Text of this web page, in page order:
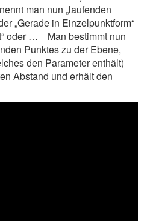
man nun „laufenden
„Gerade in Einzelpunktform“
oder … Man bestimmt nun
Punktes zu der Ebene,
den Parameter enthält)
Abstand und erhält den